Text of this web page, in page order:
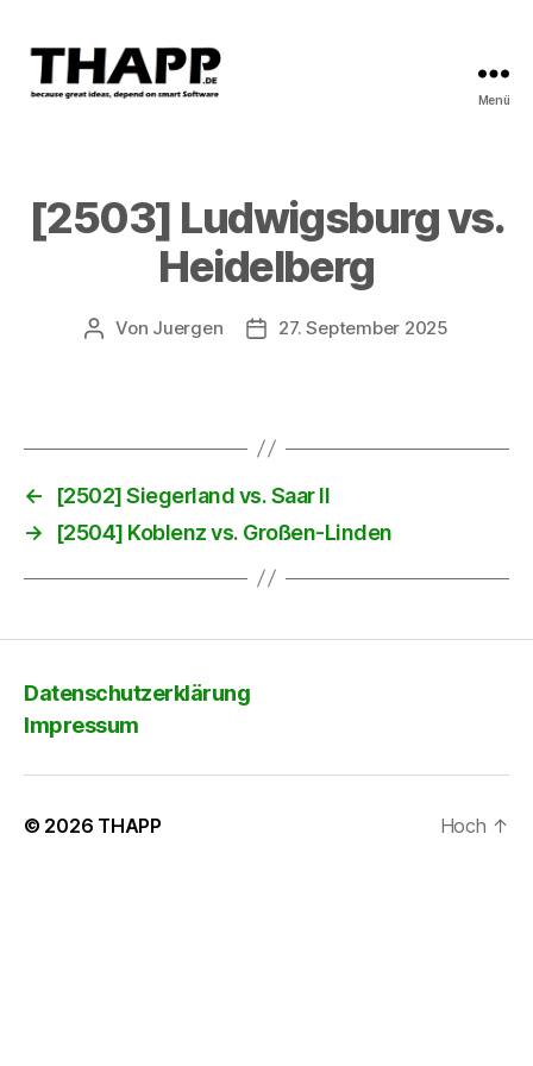
Menü
[2503] Ludwigsburg vs.
Heidelberg
Beitragsautor
Von Juergen Beitragsdatum
27. September 2025
←
[2502] Siegerland vs. Saar II
→
[2504] Koblenz vs. Großen-Linden
Datenschutzerklärung
Impressum
© 2026 THAPP Hoch ↑